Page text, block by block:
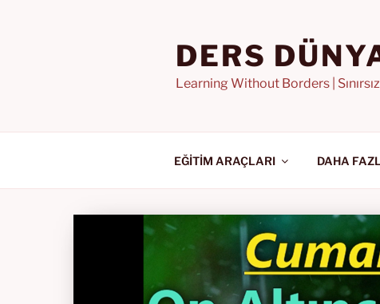
DERS
Learning Without Borders |
EĞİTİM ARAÇLARI DAHA